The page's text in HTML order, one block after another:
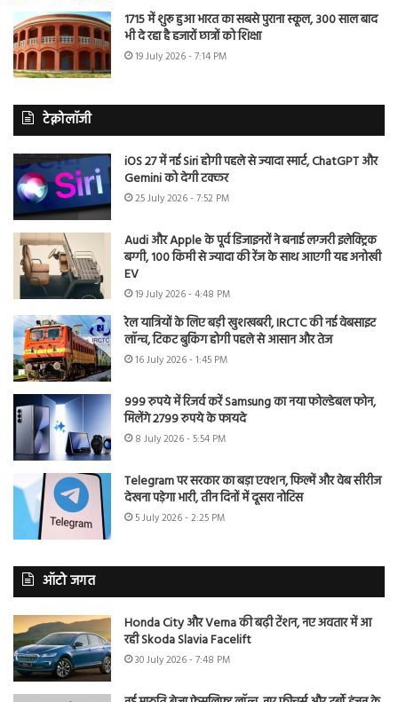
1715 में शुरू हुआ भारत का सबसे पुराना स्कूल, 300 साल बाद
भी दे रहा है हजारों छात्रों को शिक्षा
19 July 2026 - 7:14 PM
टेक्नोलॉजी
iOS 27 में नई Siri होगी पहले से ज्यादा स्मार्ट, ChatGPT और
Gemini को देगी टक्कर
25 July 2026 - 7:52 PM
Audi और Apple के पूर्व डिजाइनरों ने बनाई लग्जरी इलेक्ट्रिक
बग्गी, 100 किमी से ज्यादा की रेंज के साथ आएगी यह अनोखी
EV
19 July 2026 - 4:48 PM
रेल यात्रियों के लिए बड़ी खुशखबरी, IRCTC की नई वेबसाइट
लॉन्च, टिकट बुकिंग होगी पहले से आसान और तेज
16 July 2026 - 1:45 PM
999 रुपये में रिजर्व करें Samsung का नया फोल्डेबल फोन,
मिलेंगे 2799 रुपये के फायदे
8 July 2026 - 5:54 PM
Telegram पर सरकार का बड़ा एक्शन, फिल्में और वेब सीरीज
देखना पड़ेगा भारी, तीन दिनों में दूसरा नोटिस
5 July 2026 - 2:25 PM
ऑटो जगत
Honda City और Verna की बढ़ी टेंशन, नए अवतार में आ
रही Skoda Slavia Facelift
30 July 2026 - 7:48 PM